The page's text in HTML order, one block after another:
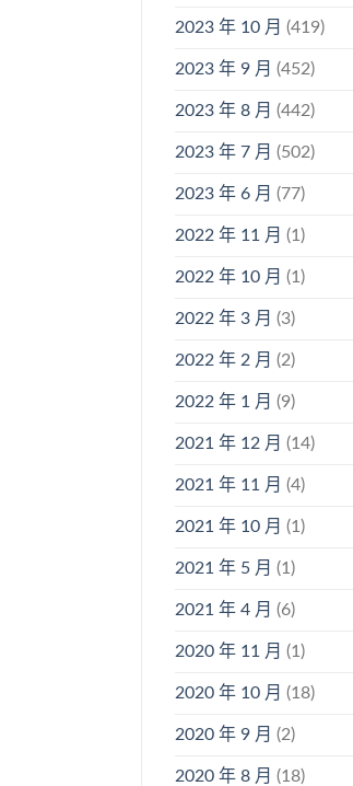
2023 年 10 月 (419)
2023 年 9 月 (452)
2023 年 8 月 (442)
2023 年 7 月 (502)
2023 年 6 月 (77)
2022 年 11 月 (1)
2022 年 10 月 (1)
2022 年 3 月 (3)
2022 年 2 月 (2)
2022 年 1 月 (9)
2021 年 12 月 (14)
2021 年 11 月 (4)
2021 年 10 月 (1)
2021 年 5 月 (1)
2021 年 4 月 (6)
2020 年 11 月 (1)
2020 年 10 月 (18)
2020 年 9 月 (2)
2020 年 8 月 (18)